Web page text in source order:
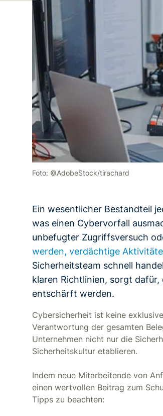
Foto: ©AdobeStock/tirachard
Ein wesentlicher Bestandteil
was einen Cybervorfall
unbefugter Zugriffsversuch
werden, verdächtige
Sicherheitsteam schnell
klaren Richtlinien, sorgt
entschärft werden.
Cybersicherheit ist keine
Verantwortung der gesamten
Unternehmen nicht nur die
Sicherheitskultur etablieren.
Indem neue Mitarbeitende von
einen wertvollen Beitrag zum
Tipps zu beachten: